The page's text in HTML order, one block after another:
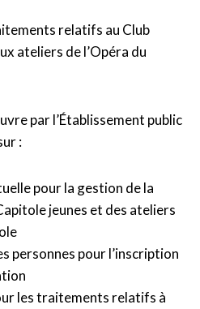
relatifs au Club
ateliers de l’Opéra du
par l’Établissement public
:
pour la gestion de la
jeunes et des ateliers
personnes pour l’inscription
les traitements relatifs à